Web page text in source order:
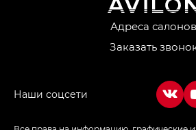
Джи Икс ПРЕМИУМ — GX
Empow — Эмпау (Empow) в
в спортивном стиле — GL(S-
Адреса салонов
Заказать